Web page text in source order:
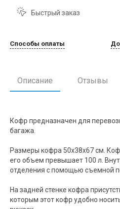
Быстрый заказ
Способы оплаты
Описание Отзывы
Кофр предназначен для
багажа.
Размеры кофра 50х38х67 см.
его объем превышает 100 л.
отделения с помощью съемной
На задней стенке кофра
которым этот кофр удобно